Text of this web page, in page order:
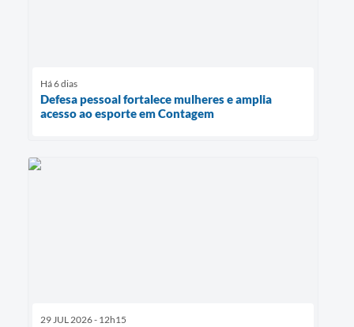
Há 6 dias
Defesa pessoal fortalece mulheres e amplia
acesso ao esporte em Contagem
29 JUL 2026 - 12h15